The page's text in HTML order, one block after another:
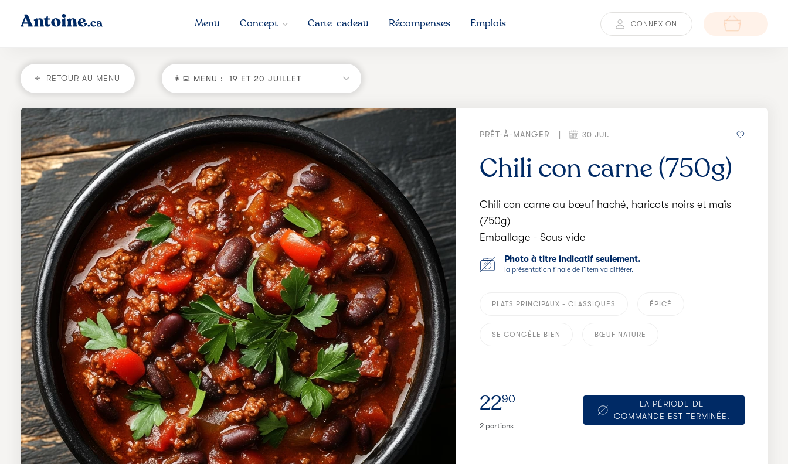
Menu Concept Carte-cadeau Récompenses Emplois CONNEXION
RETOUR AU MENU 👩‍💻 MENU : 19 ET 20 JUILLET
PRÊT-À-MANGER | 30 JUI.
Chili con carne (750g)
Chili con carne au bœuf haché, haricots noirs et maïs
(750g)
Emballage - Sous-vide
Photo à titre indicatif seulement.
la présentation finale de l’item va différer.
PLATS PRINCIPAUX - CLASSIQUES ÉPICÉ
SE CONGÈLE BIEN BŒUF NATURE
2290
2 portions
LA PÉRIODE DE
COMMANDE EST TERMINÉE.